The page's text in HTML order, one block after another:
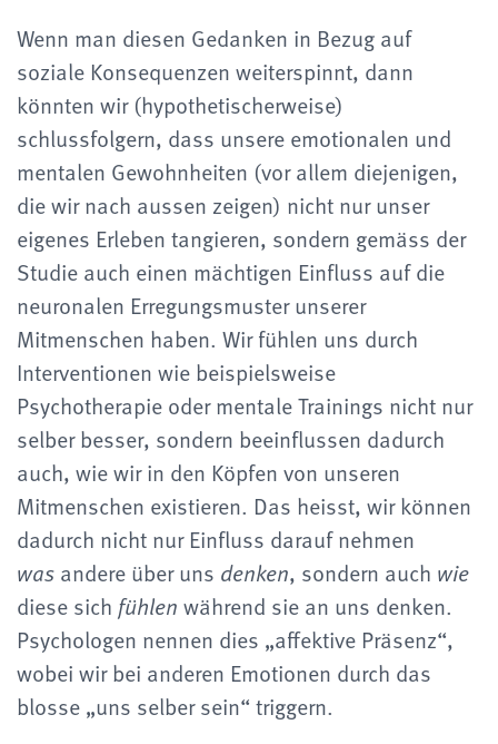
Wenn man diesen Gedanken in Bezug auf
soziale Konsequenzen weiterspinnt, dann
könnten wir (hypothetischerweise)
schlussfolgern, dass unsere emotionalen und
mentalen Gewohnheiten (vor allem diejenigen,
die wir nach aussen zeigen) nicht nur unser
eigenes Erleben tangieren, sondern gemäss der
Studie auch einen mächtigen Einfluss auf die
neuronalen Erregungsmuster unserer
Mitmenschen haben. Wir fühlen uns durch
Interventionen wie beispielsweise
Psychotherapie oder mentale Trainings nicht nur
selber besser, sondern beeinflussen dadurch
auch, wie wir in den Köpfen von unseren
Mitmenschen existieren. Das heisst, wir können
dadurch nicht nur Einfluss darauf nehmen
was andere über uns denken, sondern auch wie
diese sich fühlen während sie an uns denken.
Psychologen nennen dies „affektive Präsenz“,
wobei wir bei anderen Emotionen durch das
blosse „uns selber sein“ triggern.